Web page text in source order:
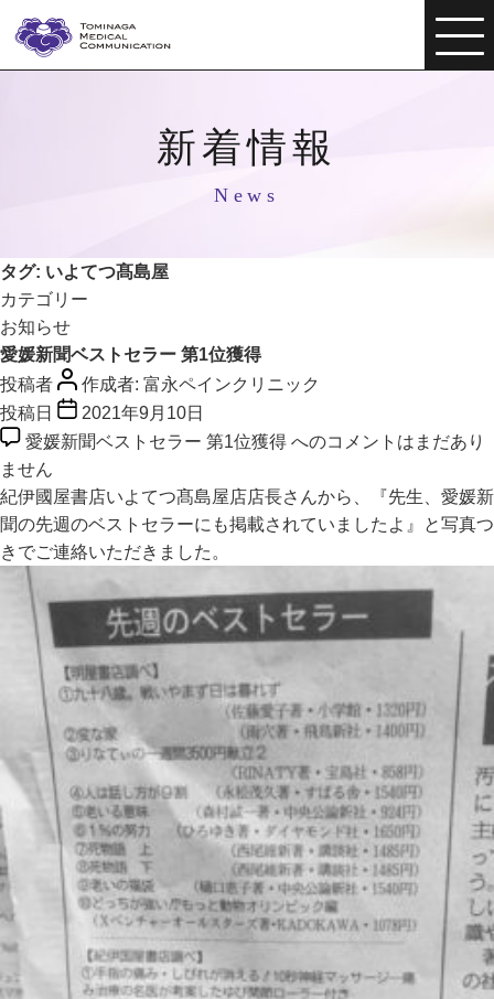
新着情報
News
タグ: いよてつ髙島屋
カテゴリー
お知らせ
愛媛新聞ベストセラー 第1位獲得
投稿者
作成者: 富永ペインクリニック
投稿日
2021年9月10日
愛媛新聞ベストセラー 第1位獲得 へのコメントはまだあり
ません
紀伊國屋書店いよてつ髙島屋店店長さんから、『先生、愛媛新
聞の先週のベストセラーにも掲載されていましたよ』と写真つ
きでご連絡いただきました。